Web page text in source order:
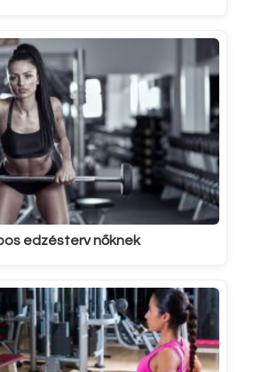
edzésterv nőknek